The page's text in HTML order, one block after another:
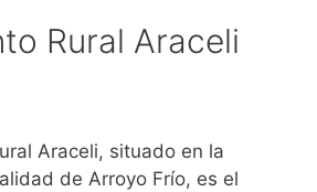
Rural Araceli
Araceli, situado en la
de Arroyo Frío, es el